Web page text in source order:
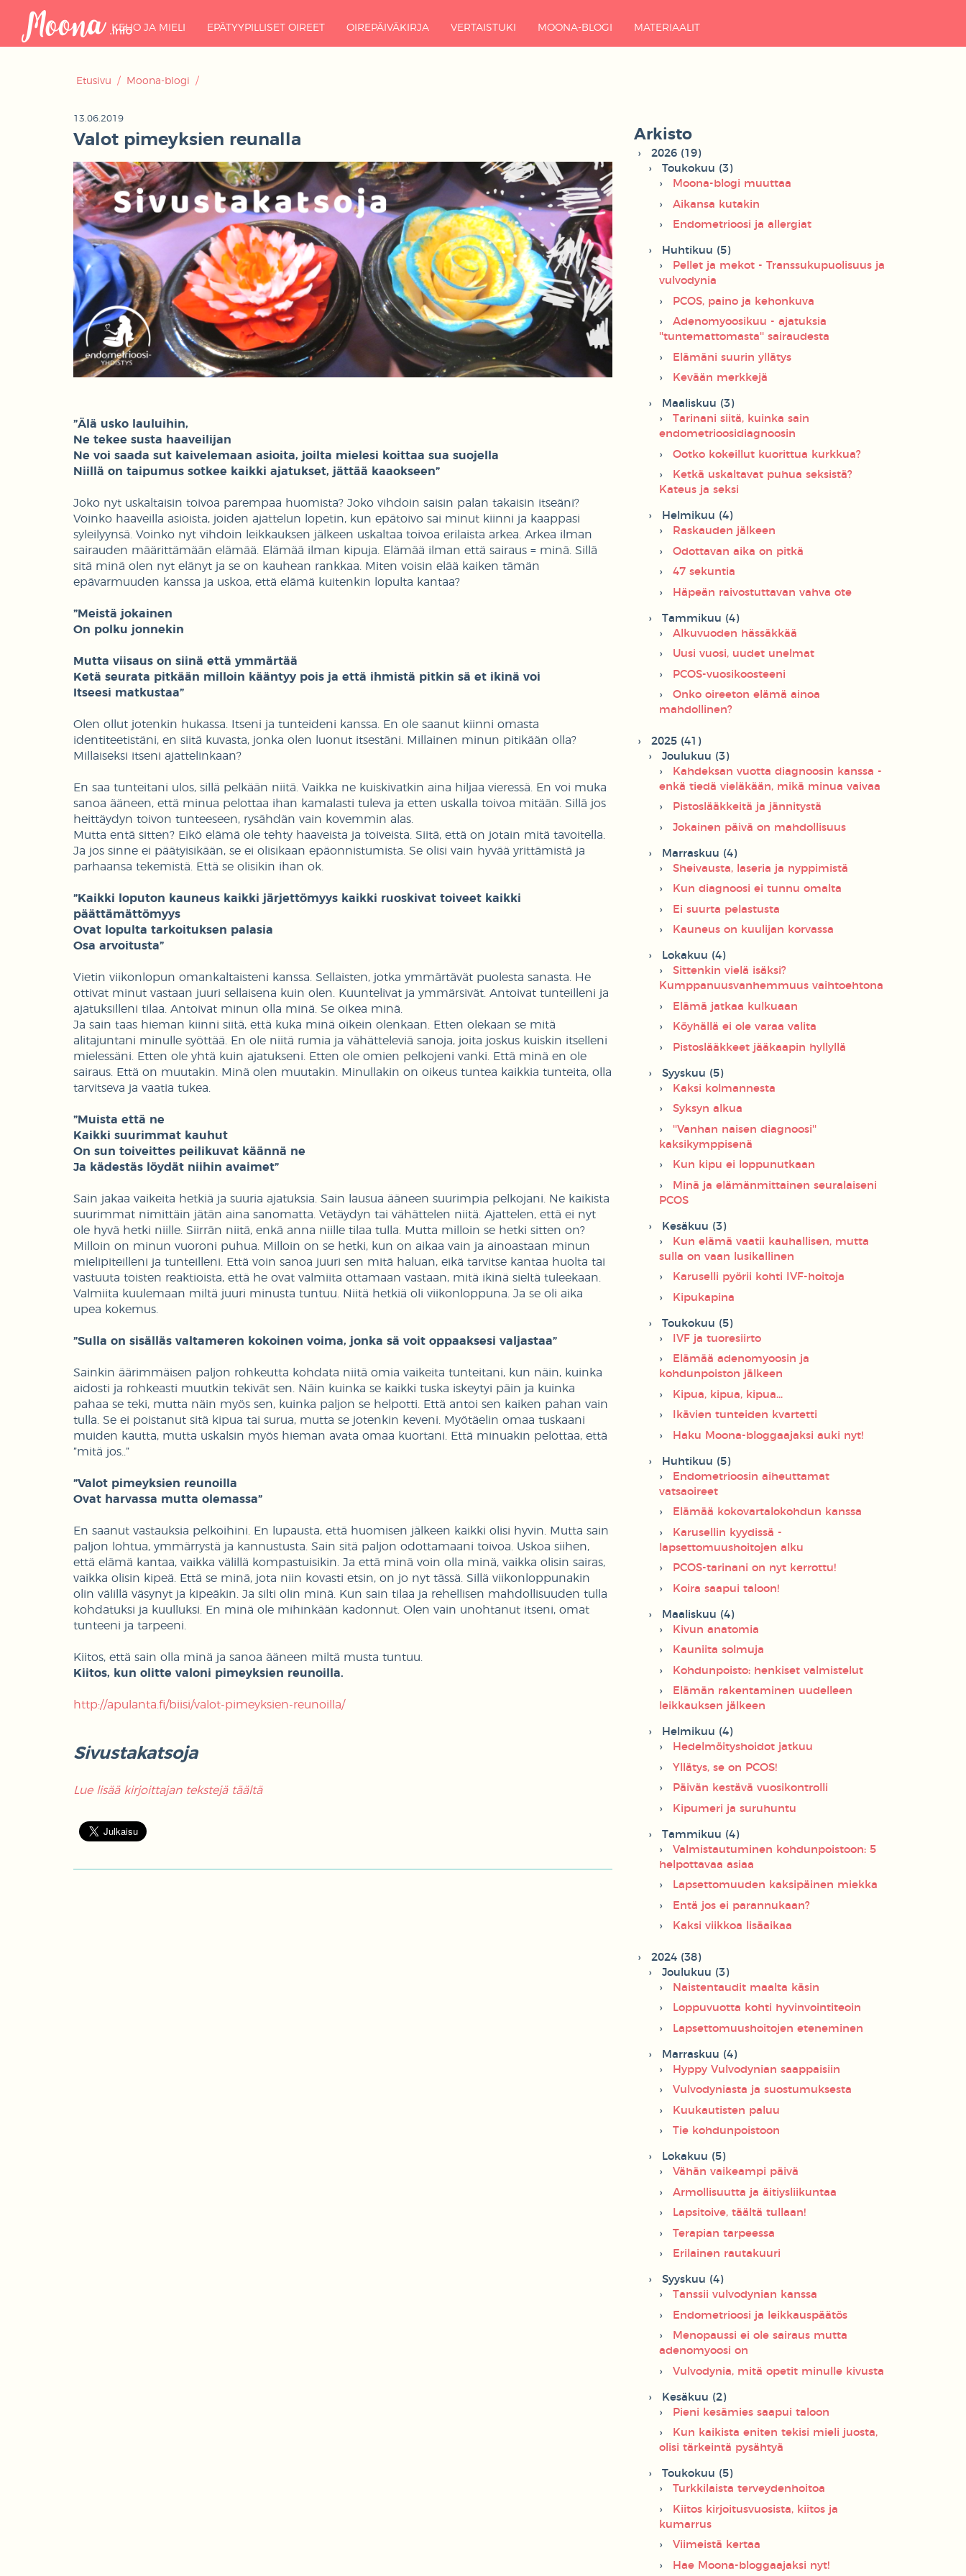
KEHO JA MIELI EPÄTYYPILLISET OIREET OIREPÄIVÄKIRJA VERTAISTUKI MOONA-BLOGI MATERIAALIT
Etusivu / Moona-blogi /
13.06.2019
Valot pimeyksien reunalla
”Älä usko lauluihin,
Ne tekee susta haaveilijan
Ne voi saada sut kaivelemaan asioita, joilta mielesi koittaa sua suojella
Niillä on taipumus sotkee kaikki ajatukset, jättää kaaokseen”
Joko nyt uskaltaisin toivoa parempaa huomista? Joko vihdoin saisin palan takaisin itseäni?
Voinko haaveilla asioista, joiden ajattelun lopetin, kun epätoivo sai minut kiinni ja kaappasi
syleilyynsä. Voinko nyt vihdoin leikkauksen jälkeen uskaltaa toivoa erilaista arkea. Arkea ilman
sairauden määrittämään elämää. Elämää ilman kipuja. Elämää ilman että sairaus = minä. Sillä
sitä minä olen nyt elänyt ja se on kauhean rankkaa. Miten voisin elää kaiken tämän
epävarmuuden kanssa ja uskoa, että elämä kuitenkin lopulta kantaa?
”Meistä jokainen
On polku jonnekin
Mutta viisaus on siinä että ymmärtää
Ketä seurata pitkään milloin kääntyy pois ja että ihmistä pitkin sä et ikinä voi
Itseesi matkustaa”
Olen ollut jotenkin hukassa. Itseni ja tunteideni kanssa. En ole saanut kiinni omasta
identiteetistäni, en siitä kuvasta, jonka olen luonut itsestäni. Millainen minun pitikään olla?
Millaiseksi itseni ajattelinkaan?
En saa tunteitani ulos, sillä pelkään niitä. Vaikka ne kuiskivatkin aina hiljaa vieressä. En voi muka
sanoa ääneen, että minua pelottaa ihan kamalasti tuleva ja etten uskalla toivoa mitään. Sillä jos
heittäydyn toivon tunteeseen, rysähdän vain kovemmin alas.
Mutta entä sitten? Eikö elämä ole tehty haaveista ja toiveista. Siitä, että on jotain mitä tavoitella.
Ja jos sinne ei päätyisikään, se ei olisikaan epäonnistumista. Se olisi vain hyvää yrittämistä ja
parhaansa tekemistä. Että se olisikin ihan ok.
”Kaikki loputon kauneus kaikki järjettömyys kaikki ruoskivat toiveet kaikki
päättämättömyys
Ovat lopulta tarkoituksen palasia
Osa arvoitusta”
Vietin viikonlopun omankaltaisteni kanssa. Sellaisten, jotka ymmärtävät puolesta sanasta. He
ottivat minut vastaan juuri sellaisena kuin olen. Kuuntelivat ja ymmärsivät. Antoivat tunteilleni ja
ajatuksilleni tilaa. Antoivat minun olla minä. Se oikea minä.
Ja sain taas hieman kiinni siitä, että kuka minä oikein olenkaan. Etten olekaan se mitä
alitajuntani minulle syöttää. En ole niitä rumia ja vähätteleviä sanoja, joita joskus kuiskin itselleni
mielessäni. Etten ole yhtä kuin ajatukseni. Etten ole omien pelkojeni vanki. Että minä en ole
sairaus. Että on muutakin. Minä olen muutakin. Minullakin on oikeus tuntea kaikkia tunteita, olla
tarvitseva ja vaatia tukea.
”Muista että ne
Kaikki suurimmat kauhut
On sun toiveittes peilikuvat käännä ne
Ja kädestäs löydät niihin avaimet”
Sain jakaa vaikeita hetkiä ja suuria ajatuksia. Sain lausua ääneen suurimpia pelkojani. Ne kaikista
suurimmat nimittäin jätän aina sanomatta. Vetäydyn tai vähättelen niitä. Ajattelen, että ei nyt
ole hyvä hetki niille. Siirrän niitä, enkä anna niille tilaa tulla. Mutta milloin se hetki sitten on?
Milloin on minun vuoroni puhua. Milloin on se hetki, kun on aikaa vain ja ainoastaan minun
mielipiteilleni ja tunteilleni. Että voin sanoa juuri sen mitä haluan, eikä tarvitse kantaa huolta tai
vastuuta toisten reaktioista, että he ovat valmiita ottamaan vastaan, mitä ikinä sieltä tuleekaan.
Valmiita kuulemaan miltä juuri minusta tuntuu. Niitä hetkiä oli viikonloppuna. Ja se oli aika
upea kokemus.
”Sulla on sisälläs valtameren kokoinen voima, jonka sä voit oppaaksesi valjastaa”
Sainkin äärimmäisen paljon rohkeutta kohdata niitä omia vaikeita tunteitani, kun näin, kuinka
aidosti ja rohkeasti muutkin tekivät sen. Näin kuinka se kaikki tuska iskeytyi päin ja kuinka
pahaa se teki, mutta näin myös sen, kuinka paljon se helpotti. Että antoi sen kaiken pahan vain
tulla. Se ei poistanut sitä kipua tai surua, mutta se jotenkin keveni. Myötäelin omaa tuskaani
muiden kautta, mutta uskalsin myös hieman avata omaa kuortani. Että minuakin pelottaa, että
”mitä jos..”
”Valot pimeyksien reunoilla
Ovat harvassa mutta olemassa”
En saanut vastauksia pelkoihini. En lupausta, että huomisen jälkeen kaikki olisi hyvin. Mutta sain
paljon lohtua, ymmärrystä ja kannustusta. Sain sitä paljon odottamaani toivoa. Uskoa siihen,
että elämä kantaa, vaikka välillä kompastuisikin. Ja että minä voin olla minä, vaikka olisin sairas,
vaikka olisin kipeä. Että se minä, jota niin kovasti etsin, on jo nyt tässä. Sillä viikonloppunakin
olin välillä väsynyt ja kipeäkin. Ja silti olin minä. Kun sain tilaa ja rehellisen mahdollisuuden tulla
kohdatuksi ja kuulluksi. En minä ole mihinkään kadonnut. Olen vain unohtanut itseni, omat
tunteeni ja tarpeeni.
Kiitos, että sain olla minä ja sanoa ääneen miltä musta tuntuu.
Kiitos, kun olitte valoni pimeyksien reunoilla.
http://apulanta.fi/biisi/valot-pimeyksien-reunoilla/
Sivustakatsoja
Lue lisää kirjoittajan tekstejä täältä
Arkisto
2026 (19)
Toukokuu (3)
Moona-blogi muuttaa
Aikansa kutakin
Endometrioosi ja allergiat
Huhtikuu (5)
Pellet ja mekot - Transsukupuolisuus ja
vulvodynia
PCOS, paino ja kehonkuva
Adenomyoosikuu - ajatuksia
''tuntemattomasta'' sairaudesta
Elämäni suurin yllätys
Kevään merkkejä
Maaliskuu (3)
Tarinani siitä, kuinka sain
endometrioosidiagnoosin
Ootko kokeillut kuorittua kurkkua?
Ketkä uskaltavat puhua seksistä?
Kateus ja seksi
Helmikuu (4)
Raskauden jälkeen
Odottavan aika on pitkä
47 sekuntia
Häpeän raivostuttavan vahva ote
Tammikuu (4)
Alkuvuoden hässäkkää
Uusi vuosi, uudet unelmat
PCOS-vuosikoosteeni
Onko oireeton elämä ainoa
mahdollinen?
2025 (41)
Joulukuu (3)
Kahdeksan vuotta diagnoosin kanssa -
enkä tiedä vieläkään, mikä minua vaivaa
Pistoslääkkeitä ja jännitystä
Jokainen päivä on mahdollisuus
Marraskuu (4)
Sheivausta, laseria ja nyppimistä
Kun diagnoosi ei tunnu omalta
Ei suurta pelastusta
Kauneus on kuulijan korvassa
Lokakuu (4)
Sittenkin vielä isäksi?
Kumppanuusvanhemmuus vaihtoehtona
Elämä jatkaa kulkuaan
Köyhällä ei ole varaa valita
Pistoslääkkeet jääkaapin hyllyllä
Syyskuu (5)
Kaksi kolmannesta
Syksyn alkua
''Vanhan naisen diagnoosi''
kaksikymppisenä
Kun kipu ei loppunutkaan
Minä ja elämänmittainen seuralaiseni
PCOS
Kesäkuu (3)
Kun elämä vaatii kauhallisen, mutta
sulla on vaan lusikallinen
Karuselli pyörii kohti IVF-hoitoja
Kipukapina
Toukokuu (5)
IVF ja tuoresiirto
Elämää adenomyoosin ja
kohdunpoiston jälkeen
Kipua, kipua, kipua...
Ikävien tunteiden kvartetti
Haku Moona-bloggaajaksi auki nyt!
Huhtikuu (5)
Endometrioosin aiheuttamat
vatsaoireet
Elämää kokovartalokohdun kanssa
Karusellin kyydissä -
lapsettomuushoitojen alku
PCOS-tarinani on nyt kerrottu!
Koira saapui taloon!
Maaliskuu (4)
Kivun anatomia
Kauniita solmuja
Kohdunpoisto: henkiset valmistelut
Elämän rakentaminen uudelleen
leikkauksen jälkeen
Helmikuu (4)
Hedelmöityshoidot jatkuu
Yllätys, se on PCOS!
Päivän kestävä vuosikontrolli
Kipumeri ja suruhuntu
Tammikuu (4)
Valmistautuminen kohdunpoistoon: 5
helpottavaa asiaa
Lapsettomuuden kaksipäinen miekka
Entä jos ei parannukaan?
Kaksi viikkoa lisäaikaa
2024 (38)
Joulukuu (3)
Naistentaudit maalta käsin
Loppuvuotta kohti hyvinvointiteoin
Lapsettomuushoitojen eteneminen
Marraskuu (4)
Hyppy Vulvodynian saappaisiin
Vulvodyniasta ja suostumuksesta
Kuukautisten paluu
Tie kohdunpoistoon
Lokakuu (5)
Vähän vaikeampi päivä
Armollisuutta ja äitiysliikuntaa
Lapsitoive, täältä tullaan!
Terapian tarpeessa
Erilainen rautakuuri
Syyskuu (4)
Tanssii vulvodynian kanssa
Endometrioosi ja leikkauspäätös
Menopaussi ei ole sairaus mutta
adenomyoosi on
Vulvodynia, mitä opetit minulle kivusta
Kesäkuu (2)
Pieni kesämies saapui taloon
Kun kaikista eniten tekisi mieli juosta,
olisi tärkeintä pysähtyä
Toukokuu (5)
Turkkilaista terveydenhoitoa
Kiitos kirjoitusvuosista, kiitos ja
kumarrus
Viimeistä kertaa
Hae Moona-bloggaajaksi nyt!